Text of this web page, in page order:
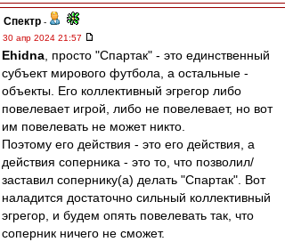
Спектр -
30 апр 2024 21:57
Ehidna , просто "Спартак" - это единственный
субъект мирового футбола, а остальные -
объекты. Его коллективный эгрегор либо
повелевает игрой, либо не повелевает, но вот
им повелевать не может никто.
Поэтому его действия - это его действия, а
действия соперника - это то, что позволил/
заставил сопернику(а) делать "Спартак". Вот
наладится достаточно сильный коллективный
эгрегор, и будем опять повелевать так, что
соперник ничего не сможет.